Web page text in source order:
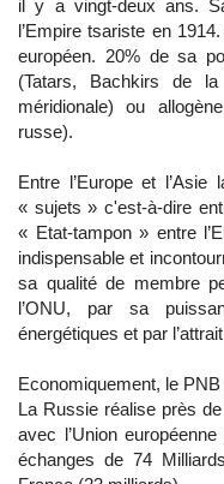
il y a vingt-deux ans.
l’Empire tsariste en
européen. 20% de sa
(Tatars, Bachkirs de
méridionale) ou
russe).
Entre l’Europe et
« sujets » c'est-à-dire
« Etat-tampon » entre
indispensable et
sa qualité de membre
l’ONU, par sa
énergétiques et par
Economiquement, le
La Russie réalise près
avec l’Union
échanges de 74